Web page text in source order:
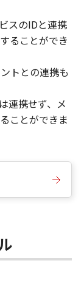
スのIDと連携
ることができ
トとの連携も
連携せず、メ
ことができま